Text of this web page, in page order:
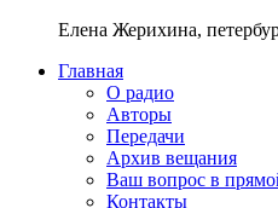
Елена Жерихина,
Главная
О радио
Авторы
Передачи
Архив вещания
Ваш вопрос в
Контакты